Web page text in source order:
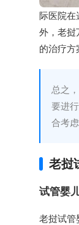
际医院在
外，老挝
的治疗方
总之
要进
合考
老挝
试管婴
老挝试管